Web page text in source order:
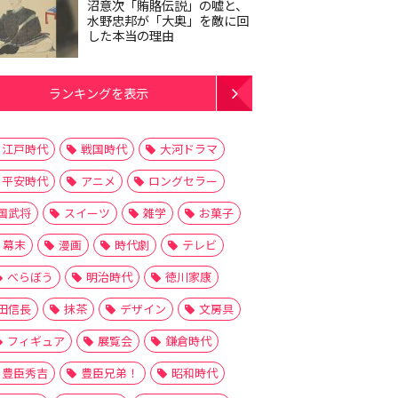
沼意次「賄賂伝説」の嘘と、
水野忠邦が「大奥」を敵に回
した本当の理由
ランキングを表示
江戸時代 戦国時代
大河ドラマ
平安時代
アニメ
ロングセラー
武将
スイーツ 雑学
お菓子
幕末
漫画 時代劇
テレビ
べらぼう
明治時代
徳川家康
信長
抹茶 デザイン
文房具
フィギュア
展覧会
鎌倉時代
豊臣秀吉
豊臣兄弟！
昭和時代